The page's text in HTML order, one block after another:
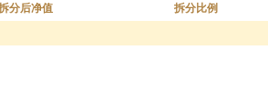
分后净值 拆分比例